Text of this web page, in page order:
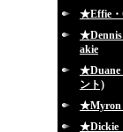
★Effie・
★Dennis
akie
★Duane
ント)
★Myron
★Dickie